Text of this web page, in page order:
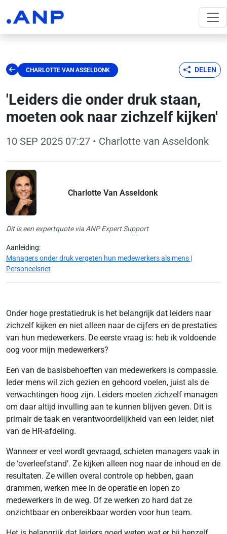
CHARLOTTE VAN ASSELDONK DELEN
'Leiders die onder druk staan,
moeten ook naar zichzelf kijken'
10 SEP 2025 07:27 • Charlotte van Asseldonk
Charlotte Van Asseldonk
Dit is een expertquote via ANP Expert Support
Aanleiding:
Managers onder druk vergeten hun medewerkers als mens |
Personeelsnet
Onder hoge prestatiedruk is het belangrijk dat leiders naar
zichzelf kijken en niet alleen naar de cijfers en de prestaties
van hun medewerkers. De eerste vraag is: heb ik voldoende
oog voor mijn medewerkers?
Een van de basisbehoeften van medewerkers is compassie.
Ieder mens wil zich gezien en gehoord voelen, juist als de
verwachtingen hoog zijn. Leiders moeten zichzelf managen
om daar altijd invulling aan te kunnen blijven geven. Dit is
primair de taak en verantwoordelijkheid van een leider, niet
van de HR-afdeling.
Wanneer er veel wordt gevraagd, schieten managers vaak in
de ‘overleefstand’. Ze kijken alleen nog naar de inhoud en de
resultaten. Ze willen overal controle op hebben, gaan
drammen, werken mee in de operatie en lopen zo
medewerkers in de weg. Of ze werken zo hard dat ze
onzichtbaar en onbereikbaar worden voor hun team.